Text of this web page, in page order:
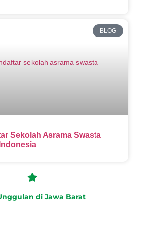
BLOG
Sekolah Asrama Swasta
di Jawa Barat